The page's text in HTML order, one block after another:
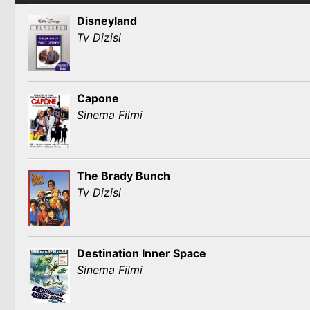
Disneyland
Tv Dizisi
Capone
Sinema Filmi
The Brady Bunch
Tv Dizisi
Destination Inner Space
Sinema Filmi